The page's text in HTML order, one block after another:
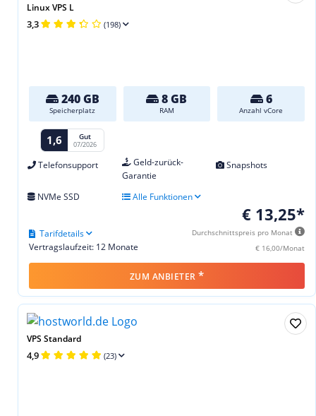
Linux VPS L
3,3 (198)
240 GB
Speicherplatz
8 GB
RAM
6
Anzahl vCore
1,6 Gut
07/2026
Telefonsupport
Geld-zurück-
Garantie
Snapshots
NVMe SSD Alle Funktionen
€ 13,25*
Durchschnittspreis pro Monat
€ 16,00/Monat
Vertragslaufzeit: 12 Monate
Tarifdetails
ZUM ANBIETER *
VPS Standard
4,9 (23)